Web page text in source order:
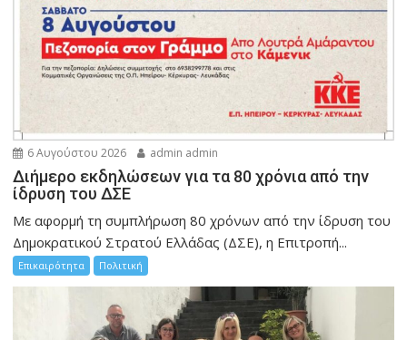
6 Αυγούστου 2026 admin admin
Διήμερο εκδηλώσεων για τα 80 χρόνια από την
ίδρυση του ΔΣΕ
Με αφορμή τη συμπλήρωση 80 χρόνων από την ίδρυση του
Δημοκρατικού Στρατού Ελλάδας (ΔΣΕ), η Επιτροπή...
Επικαιρότητα Πολιτική